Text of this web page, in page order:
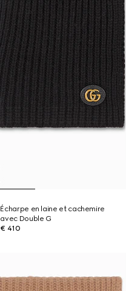
Écharpe en laine et cachemire
avec Double G
€ 410